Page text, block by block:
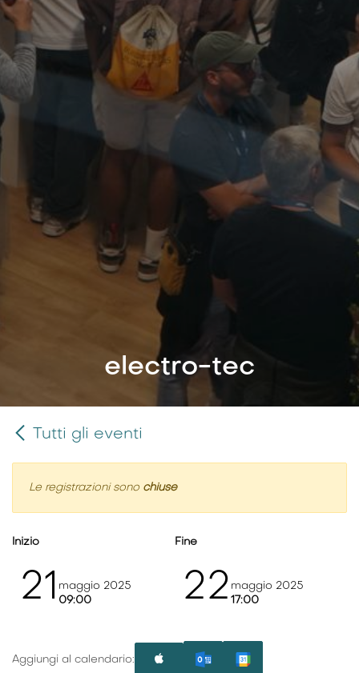
electro-tec
Tutti gli eventi
Le registrazioni sono chiuse
Inizio
21 maggio 2025
09:00
Fine
22 maggio 2025
17:00
Aggiungi al calendario: